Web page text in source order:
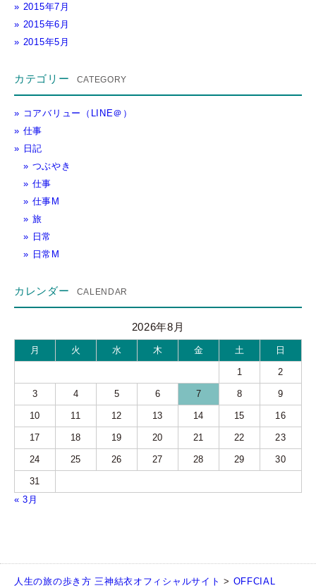
2015年7月
2015年6月
2015年5月
カテゴリー
コアバリュー（LINE＠）
仕事
日記
つぶやき
仕事
仕事M
旅
日常
日常M
カレンダー
2026年8月
月 火 水 木 金 土 日
1 2
3 4 5 6 7 8 9
10 11 12 13 14 15 16
17 18 19 20 21 22 23
24 25 26 27 28 29 30
31
« 3月
人生の旅の歩き方 三神結衣オフィシャルサイト > OFFCIAL